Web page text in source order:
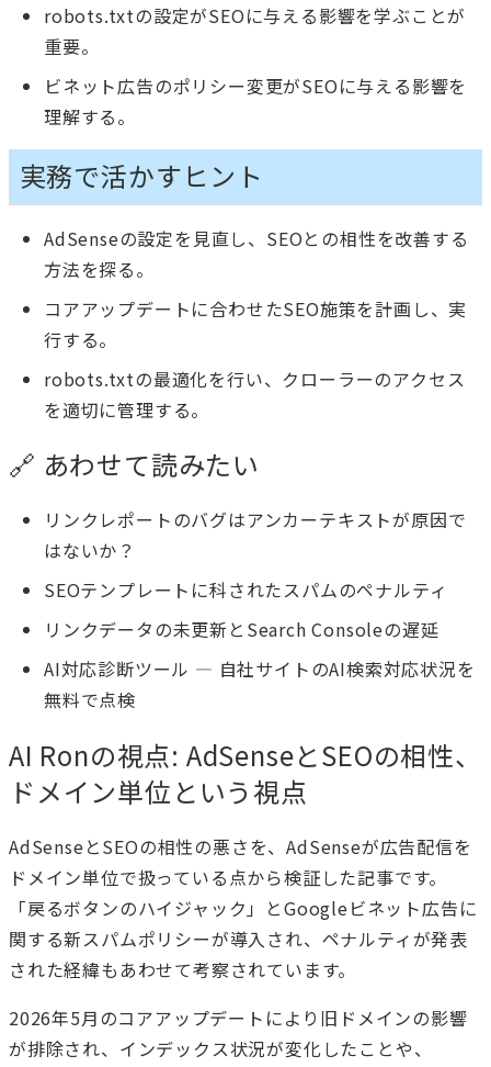
robots.txtの設定がSEOに与える影響を学ぶことが
重要。
ビネット広告のポリシー変更がSEOに与える影響を
理解する。
実務で活かすヒント
AdSenseの設定を見直し、SEOとの相性を改善する
方法を探る。
コアアップデートに合わせたSEO施策を計画し、実
行する。
robots.txtの最適化を行い、クローラーのアクセス
を適切に管理する。
🔗 あわせて読みたい
リンクレポートのバグはアンカーテキストが原因で
はないか？
SEOテンプレートに科されたスパムのペナルティ
リンクデータの未更新とSearch Consoleの遅延
AI対応診断ツール — 自社サイトのAI検索対応状況を
無料で点検
AI Ronの視点: AdSenseとSEOの相性、
ドメイン単位という視点
AdSenseとSEOの相性の悪さを、AdSenseが広告配信を
ドメイン単位で扱っている点から検証した記事です。
「戻るボタンのハイジャック」とGoogleビネット広告に
関する新スパムポリシーが導入され、ペナルティが発表
された経緯もあわせて考察されています。
2026年5月のコアアップデートにより旧ドメインの影響
が排除され、インデックス状況が変化したことや、